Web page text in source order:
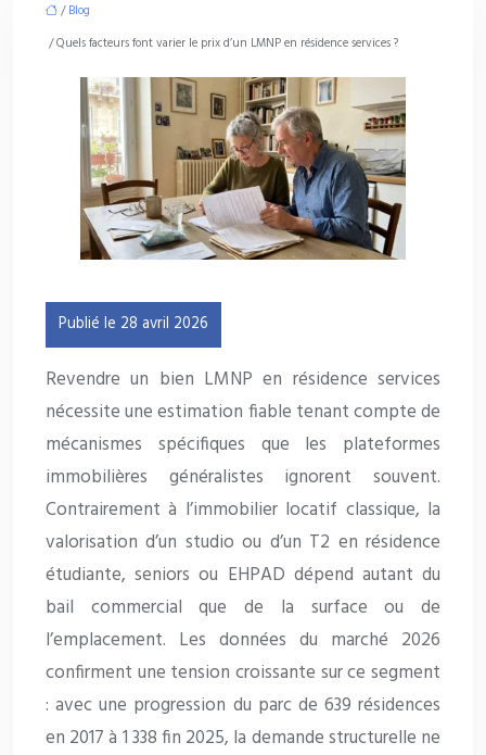
/Blog
/ Quels facteurs font varier le prix d’un LMNP en résidence services ?
Publié le 28 avril 2026
Revendre un bien LMNP en résidence services
nécessite une estimation fiable tenant compte de
mécanismes spécifiques que les plateformes
immobilières généralistes ignorent souvent.
Contrairement à l’immobilier locatif classique, la
valorisation d’un studio ou d’un T2 en résidence
étudiante, seniors ou EHPAD dépend autant du
bail commercial que de la surface ou de
l’emplacement. Les données du marché 2026
confirment une tension croissante sur ce segment
: avec une progression du parc de 639 résidences
en 2017 à 1 338 fin 2025, la demande structurelle ne